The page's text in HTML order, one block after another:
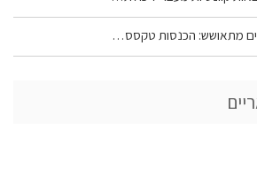
מתאושש: הכנסות טקסס…